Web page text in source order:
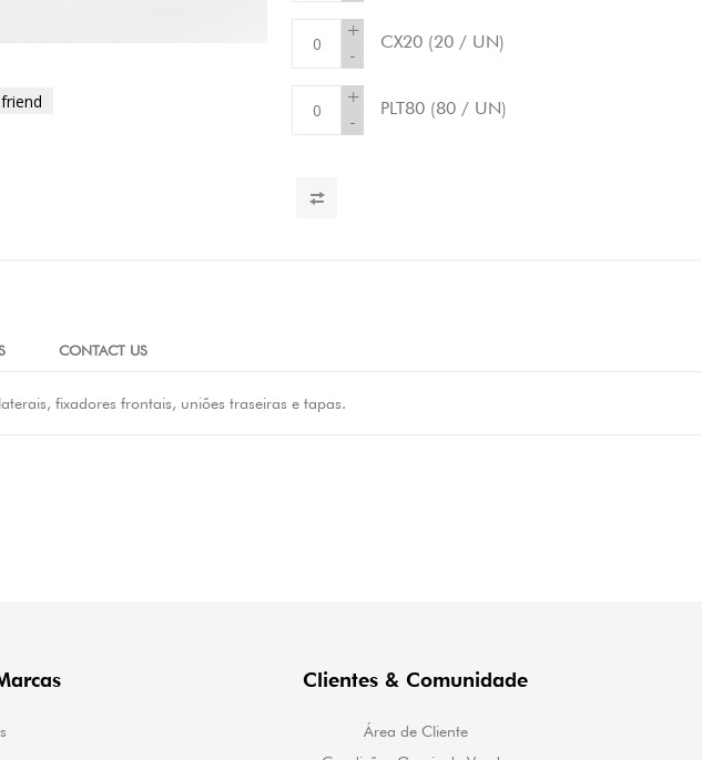
+
-
CX20 (20 / UN)
+
-
PLT80 (80 / UN)
CONTACT US
fixadores frontais, uniões traseiras e tapas.
Clientes & Comunidade
Área de Cliente